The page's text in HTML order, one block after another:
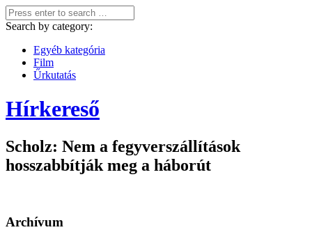
Search by category:
Egyéb kategória
Film
Űrkutatás
Hírkereső
Scholz: Nem a fegyverszállítások
hosszabbítják meg a háborút
Archívum